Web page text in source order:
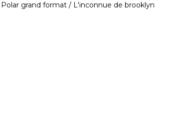
Polar grand format L'inconnue de brooklyn